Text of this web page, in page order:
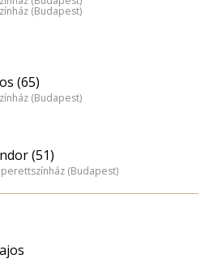
(Budapest)
(65)
(Budapest)
(51)
(Budapest)